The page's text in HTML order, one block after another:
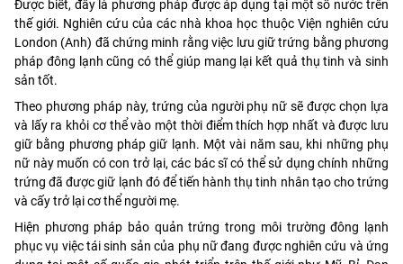
Được biết, đây là phương pháp được áp dụng tại một số nước trên
thế giới. Nghiên cứu của các nhà khoa học thuộc Viện nghiên cứu
London (Anh) đã chứng minh rằng việc lưu giữ trứng bằng phương
pháp đông lạnh cũng có thể giúp mang lại kết quả thụ tinh và sinh
sản tốt.
Theo phương pháp này, trứng của người phụ nữ sẽ được chọn lựa
và lấy ra khỏi cơ thể vào một thời điểm thích hợp nhất và được lưu
giữ bằng phương pháp giữ lạnh. Một vài năm sau, khi những phụ
nữ này muốn có con trở lại, các bác sĩ có thể sử dụng chính những
trứng đã được giữ lạnh đó để tiến hành thụ tinh nhân tạo cho trứng
và cấy trở lại cơ thể người mẹ.
Hiện phương pháp bảo quản trứng trong môi trường đông lạnh
phục vụ việc tái sinh sản của phụ nữ đang được nghiên cứu và ứng